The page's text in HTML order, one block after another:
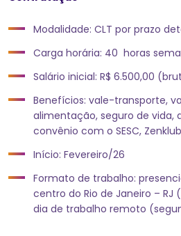
Modalidade: CLT por prazo
Carga horária: 40 horas
Salário inicial: R$ 6.500,00
Benefícios: vale-transporte,
alimentação, seguro de vida,
convênio com o SESC,
Início: Fevereiro/26
Formato de trabalho:
centro do Rio de Janeiro –
dia de trabalho remoto